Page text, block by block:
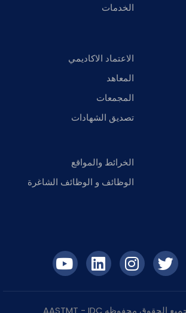
الخدمات
الاعتماد الاكاديمي
المعاهد
المجمعات
تصديق الشهادات
الخرائط والمواقع
الوظائف و الوظائف الشاغرة
IDC
- AASTMT